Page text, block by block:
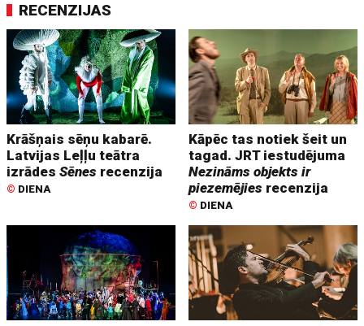
RECENZIJAS
Krāšņais sēņu kabarē.
Latvijas Leļļu teātra
izrādesSēnes recenzija
© DIENA
Kāpēc tas notiek šeit un
tagad. JRT iestudējuma
Nezināms objekts ir
piezemējies recenzija
© DIENA